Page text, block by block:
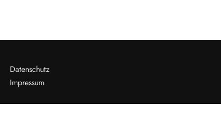
Datenschutz
Impressum